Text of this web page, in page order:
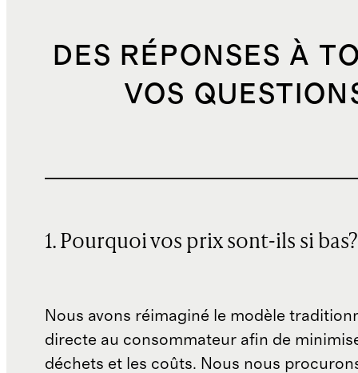
DES RÉPONSES À
VOS
1. Pourquoi vos prix sont-ils si bas?
Nous avons réimaginé le modèle
directe au consommateur afin de
déchets et les coûts. Nous nous